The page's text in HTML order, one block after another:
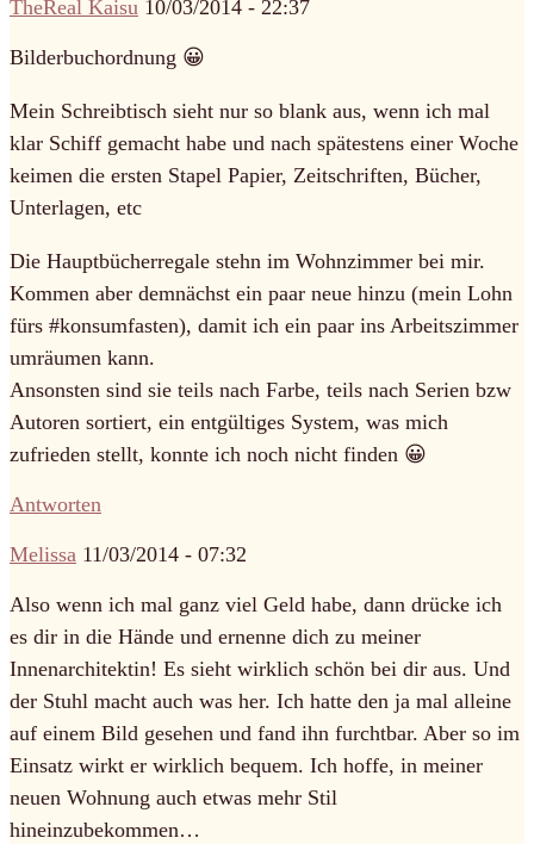
TheReal Kaisu 10/03/2014 - 22:37
Bilderbuchordnung 😀
Mein Schreibtisch sieht nur so blank aus, wenn ich mal
klar Schiff gemacht habe und nach spätestens einer Woche
keimen die ersten Stapel Papier, Zeitschriften, Bücher,
Unterlagen, etc
Die Hauptbücherregale stehn im Wohnzimmer bei mir.
Kommen aber demnächst ein paar neue hinzu (mein Lohn
fürs #konsumfasten), damit ich ein paar ins Arbeitszimmer
umräumen kann.
Ansonsten sind sie teils nach Farbe, teils nach Serien bzw
Autoren sortiert, ein entgültiges System, was mich
zufrieden stellt, konnte ich noch nicht finden 😀
Antworten
Melissa 11/03/2014 - 07:32
Also wenn ich mal ganz viel Geld habe, dann drücke ich
es dir in die Hände und ernenne dich zu meiner
Innenarchitektin! Es sieht wirklich schön bei dir aus. Und
der Stuhl macht auch was her. Ich hatte den ja mal alleine
auf einem Bild gesehen und fand ihn furchtbar. Aber so im
Einsatz wirkt er wirklich bequem. Ich hoffe, in meiner
neuen Wohnung auch etwas mehr Stil
hineinzubekommen…